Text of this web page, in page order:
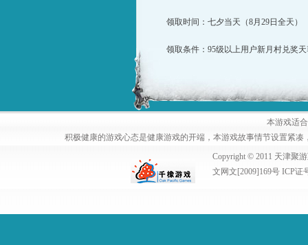
领取时间：七夕当天（8月29日全天）
领取条件：95级以上用户新月村兑奖
本游戏适
积极健康的游戏心态是健康游戏的开端，本游戏故事情节设置紧
Copyright © 2011 天津聚
文网文[2009]169号 ICP证